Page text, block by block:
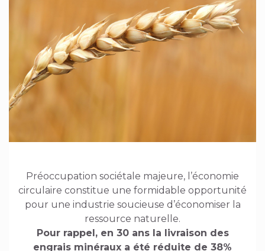
Préoccupation sociétale majeure, l’économie
circulaire constitue une formidable opportunité
pour une industrie soucieuse d’économiser la
ressource naturelle.
Pour rappel, en 30 ans la livraison des
engrais minéraux a été réduite de 38%